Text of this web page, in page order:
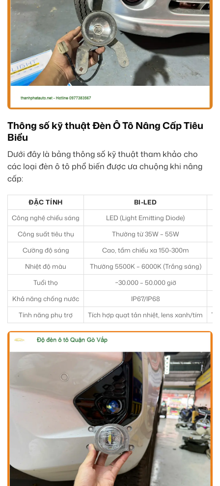
Thông số kỹ thuật Đèn Ô Tô Nâng Cấp Tiêu
Biểu
Dưới đây là bảng thông số kỹ thuật tham khảo cho
các loại đèn ô tô phổ biến được ưa chuộng khi nâng
cấp:
ĐẶC TÍNH
BI-LED
Công nghệ chiếu sáng
LED (Light Emitting Diode)
Công suất tiêu thụ
Thường từ 35W – 55W
Cường độ sáng
Cao, tầm chiếu xa 150-300m
Nhiệt độ màu
Thường 5500K – 6000K (Trắng sáng)
Tuổi thọ
~30.000 – 50.000 giờ
Khả năng chống nước
IP67/IP68
Tính năng phụ trợ
Tích hợp quạt tản nhiệt, lens xanh/tím